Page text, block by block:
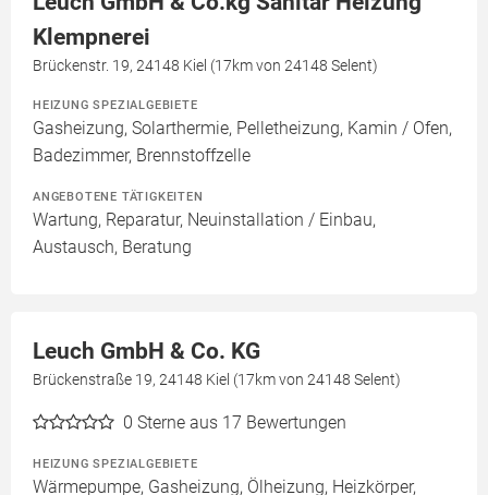
Klempnerei
Brückenstr. 19, 24148 Kiel (17km von 24148 Selent)
HEIZUNG SPEZIALGEBIETE
Gasheizung, Solarthermie, Pelletheizung, Kamin / Ofen,
Badezimmer, Brennstoffzelle
ANGEBOTENE TÄTIGKEITEN
Wartung, Reparatur, Neuinstallation / Einbau,
Austausch, Beratung
Leuch GmbH & Co. KG
Brückenstraße 19, 24148 Kiel (17km von 24148 Selent)
0 Sterne aus 17 Bewertungen
HEIZUNG SPEZIALGEBIETE
Wärmepumpe, Gasheizung, Ölheizung, Heizkörper,